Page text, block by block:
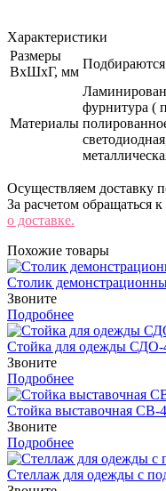
Характеристики
Размеры
ВхШхГ, мм
Материалы
фурнитура (
Осуществляем доставку
За расчетом обращаться
о доставке.
Похожие товары
Столик
Звоните
Подробнее
Стойка для одежды СДО-
Звоните
Подробнее
Стойка выставочная СВ-
Звоните
Подробнее
Стеллаж для одежды с